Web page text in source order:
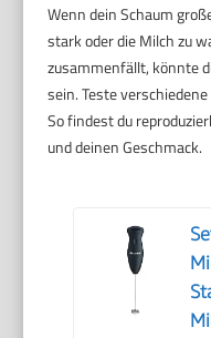
Wenn dein Schaum
stark oder die Milch zu
zusammenfällt, könnte
sein. Teste
So findest du
und deinen Geschmack.